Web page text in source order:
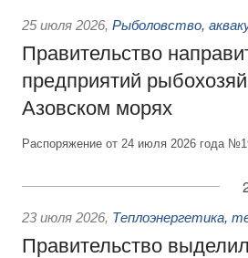
25 июля 2026, Рыболовство,
Правительство
предприятий
Азовском морях
Распоряжение от 24 июля 2026 года
23 июля 2026, Теплоэнергетика,
Правительство